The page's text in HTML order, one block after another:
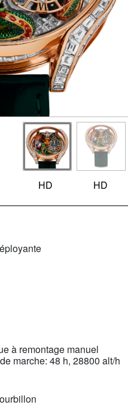
HD HD
à remontage manuel
marche: 48 h, 28800 alt/h